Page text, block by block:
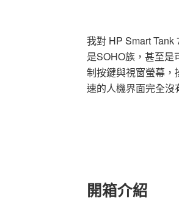
我對 HP Smart
是SOHO族，甚至
制按鍵與視窗螢幕，
速的人機界面完全沒
開箱介紹